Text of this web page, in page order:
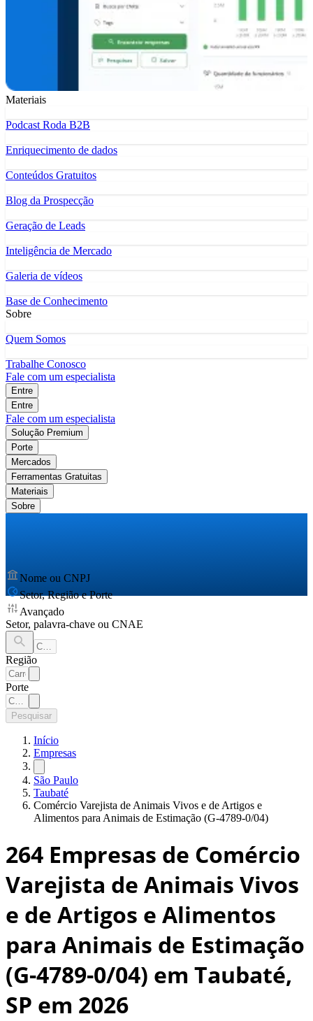
Materiais
Podcast Roda B2B
Enriquecimento de dados
Conteúdos Gratuitos
Blog da Prospecção
Geração de Leads
Inteligência de Mercado
Galeria de vídeos
Base de Conhecimento
Sobre
Quem Somos
Trabalhe Conosco
Fale com um especialista
Entre
Entre
Fale com um especialista
Solução Premium
Porte
Mercados
Ferramentas Gratuitas
Materiais
Sobre
Nome ou CNPJ
Setor, Região e Porte
Avançado
Setor, palavra-chave ou CNAE
Região
Porte
Pesquisar
Início
Empresas
São Paulo
Taubaté
Comércio Varejista de Animais Vivos e de Artigos e
Alimentos para Animais de Estimação (G-4789-0/04)
264 Empresas de Comércio
Varejista de Animais Vivos
e de Artigos e Alimentos
para Animais de Estimação
(G-4789-0/04) em Taubaté,
SP em 2026